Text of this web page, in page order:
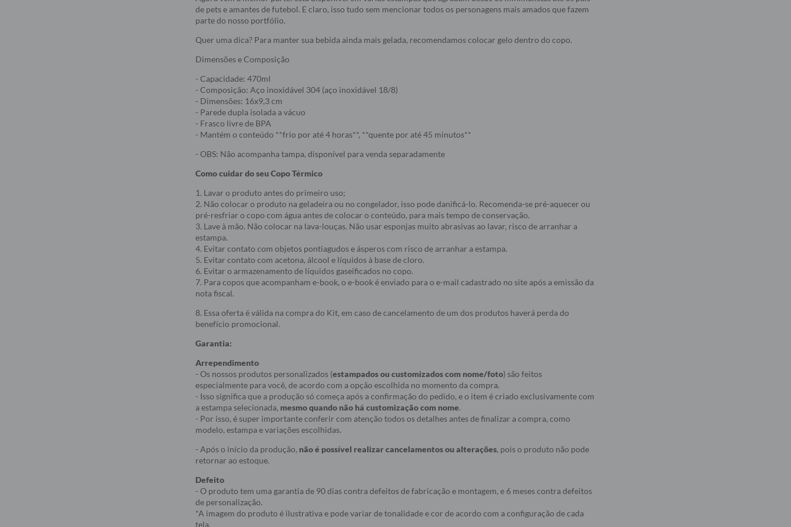
de pets e amantes de futebol. E claro, isso tudo sem mencionar todos os personagens mais amados que fazem
parte do nosso portfólio.
Quer uma dica? Para manter sua bebida ainda mais gelada, recomendamos colocar gelo dentro do copo.
Dimensões e Composição
- Capacidade: 470ml
- Composição: Aço inoxidável 304 (aço inoxidável 18/8)
- Dimensões: 16x9,3 cm
- Parede dupla isolada a vácuo
- Frasco livre de BPA
- Mantém o conteúdo **frio por até 4 horas**, **quente por até 45 minutos**
- OBS: Não acompanha tampa, disponível para venda separadamente
Como cuidar do seu Copo Térmico
1. Lavar o produto antes do primeiro uso;
2. Não colocar o produto na geladeira ou no congelador, isso pode danificá-lo. Recomenda-se pré-aquecer ou
pré-resfriar o copo com água antes de colocar o conteúdo, para mais tempo de conservação.
3. Lave à mão. Não colocar na lava-louças. Não usar esponjas muito abrasivas ao lavar, risco de arranhar a
estampa.
4. Evitar contato com objetos pontiagudos e ásperos com risco de arranhar a estampa.
5. Evitar contato com acetona, álcool e líquidos à base de cloro.
6. Evitar o armazenamento de líquidos gaseificados no copo.
7. Para copos que acompanham e-book, o e-book é enviado para o e-mail cadastrado no site após a emissão da
nota fiscal.
8. Essa oferta é válida na compra do Kit, em caso de cancelamento de um dos produtos haverá perda do
benefício promocional.
Garantia:
Arrependimento
- Os nossos produtos personalizados (estampados ou customizados com nome/foto) são feitos
especialmente para você, de acordo com a opção escolhida no momento da compra.
- Isso significa que a produção só começa após a confirmação do pedido, e o item é criado exclusivamente com
a estampa selecionada, mesmo quando não há customização com nome.
- Por isso, é super importante conferir com atenção todos os detalhes antes de finalizar a compra, como
modelo, estampa e variações escolhidas.
- Após o início da produção, não é possível realizar cancelamentos ou alterações, pois o produto não pode
retornar ao estoque.
Defeito
- O produto tem uma garantia de 90 dias contra defeitos de fabricação e montagem, e 6 meses contra defeitos
de personalização.
*A imagem do produto é ilustrativa e pode variar de tonalidade e cor de acordo com a configuração de cada
tela.